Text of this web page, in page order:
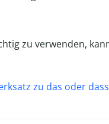
zu verwenden,
zu das oder